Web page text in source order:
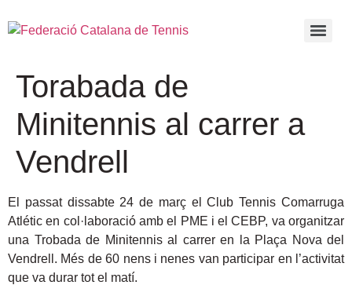
Torabada de
Minitennis al carrer a
Vendrell
El passat dissabte 24 de març el Club Tennis Comarruga
Atlétic en col·laboració amb el PME i el CEBP, va organitzar
una Trobada de Minitennis al carrer en la Plaça Nova del
Vendrell. Més de 60 nens i nenes van participar en l’activitat
que va durar tot el matí.